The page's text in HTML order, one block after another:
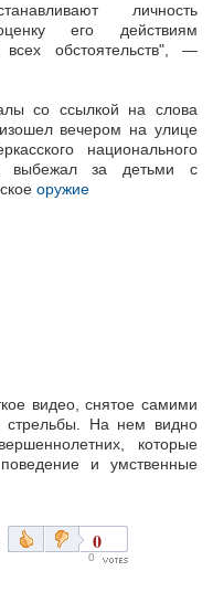
личность
его действиям
всех обстоятельств", —
со ссылкой на слова
вечером на улице
национального
за детьми с
оружие
видео, снятое самими
стрельбы. На нем видно
которые
и умственные
0
0